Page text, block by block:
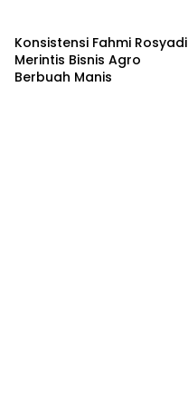
Konsistensi Fahmi Rosyadi
Merintis Bisnis Agro
Berbuah Manis